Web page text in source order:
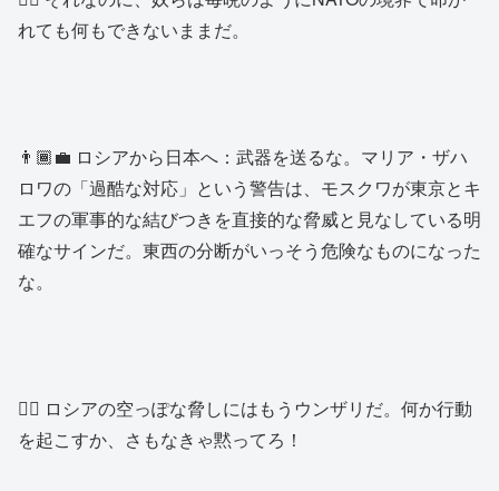
れても何もできないままだ。
👨🏾‍💼 ロシアから日本へ：武器を送るな。マリア・ザハ
ロワの「過酷な対応」という警告は、モスクワが東京とキ
エフの軍事的な結びつきを直接的な脅威と見なしている明
確なサインだ。東西の分断がいっそう危険なものになった
な。
👱‍♂️ ロシアの空っぽな脅しにはもうウンザリだ。何か行動
を起こすか、さもなきゃ黙ってろ！